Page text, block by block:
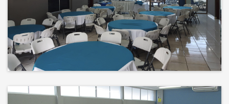
El éxito no es solo un destino, es el
impacto que dejamos en el
camino